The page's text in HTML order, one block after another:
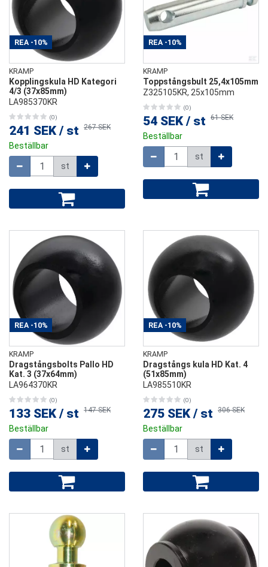
REA -10%
KRAMP
Kopplingskula HD Kategori
4/3 (37x85mm)
LA985370KR
(0)
241 SEK / st 267 SEK
Beställbar
st
REA -10%
KRAMP
Toppstångsbult 25,4x105mm
Z325105KR, 25x105mm
(0)
54 SEK / st 61 SEK
Beställbar
st
REA -10%
KRAMP
Dragstångsbolts Pallo HD
Kat. 3 (37x64mm)
LA964370KR
(0)
133 SEK / st 147 SEK
Beställbar
st
REA -10%
KRAMP
Dragstångs kula HD Kat. 4
(51x85mm)
LA985510KR
(0)
275 SEK / st 306 SEK
Beställbar
st